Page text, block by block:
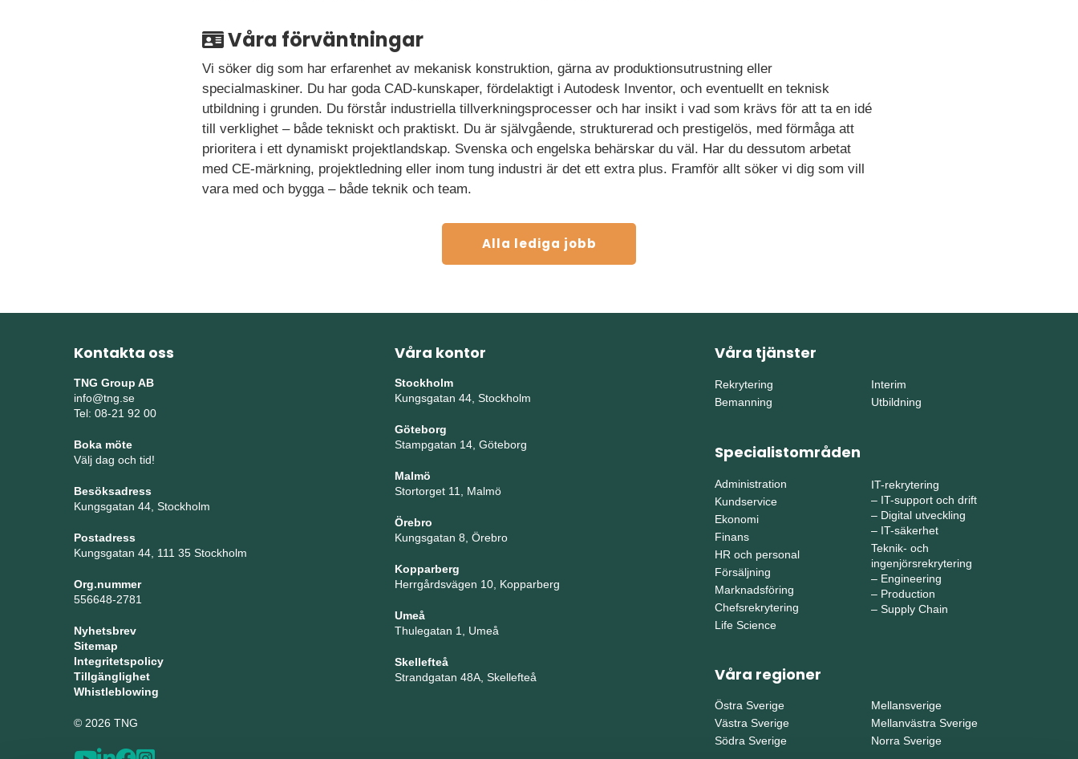
Våra förväntningar
Vi söker dig som har erfarenhet av mekanisk konstruktion, gärna av produktionsutrustning eller
specialmaskiner. Du har goda CAD-kunskaper, fördelaktigt i Autodesk Inventor, och eventuellt en teknisk
utbildning i grunden. Du förstår industriella tillverkningsprocesser och har insikt i vad som krävs för att ta en idé
till verklighet – både tekniskt och praktiskt. Du är självgående, strukturerad och prestigelös, med förmåga att
prioritera i ett dynamiskt projektlandskap. Svenska och engelska behärskar du väl. Har du dessutom arbetat
med CE-märkning, projektledning eller inom tung industri är det ett extra plus. Framför allt söker vi dig som vill
vara med och bygga – både teknik och team.
Alla lediga jobb
Kontakta oss
TNG Group AB
info@tng.se
Tel: 08-21 92 00
Boka möte
Välj dag och tid!
Besöksadress
Kungsgatan 44, Stockholm
Postadress
Kungsgatan 44, 111 35 Stockholm
Org.nummer
556648-2781
Nyhetsbrev
Sitemap
Integritetspolicy
Tillgänglighet
Whistleblowing
© 2026 TNG
Våra kontor
Stockholm
Kungsgatan 44, Stockholm
Göteborg
Stampgatan 14, Göteborg
Malmö
Stortorget 11, Malmö
Örebro
Kungsgatan 8, Örebro
Kopparberg
Herrgårdsvägen 10, Kopparberg
Umeå
Thulegatan 1, Umeå
Skellefteå
Strandgatan 48A, Skellefteå
Våra tjänster
Rekrytering
Bemanning
Interim
Utbildning
Specialistområden
Administration
Kundservice
Ekonomi
Finans
HR och personal
Försäljning
Marknadsföring
Chefsrekrytering
Life Science
IT-rekrytering
– IT-support och drift
– Digital utveckling
– IT-säkerhet
Teknik- och
ingenjörsrekrytering
– Engineering
– Production
– Supply Chain
Våra regioner
Östra Sverige
Västra Sverige
Södra Sverige
Mellansverige
Mellanvästra Sverige
Norra Sverige